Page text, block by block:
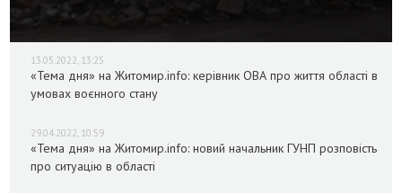
13.05.2022, 13:25
«Тема дня» на Житомир.info: керівник ОВА про життя області в
умовах воєнного стану
29.04.2022, 10:59
«Тема дня» на Житомир.info: новий начальник ГУНП розповість
про ситуацію в області